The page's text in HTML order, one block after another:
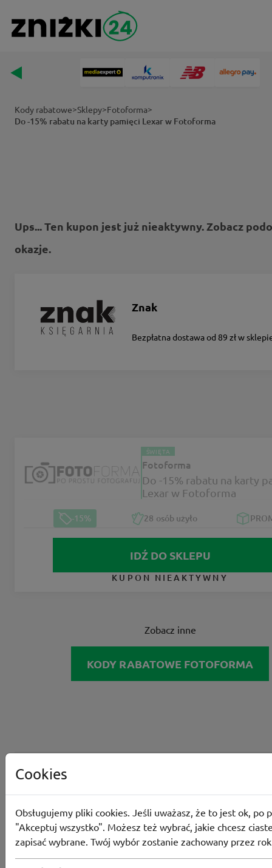
Kody rabatowe>Sklepy>Fotoforma>
Do -15% rabatu na karty pamięci Lexar w Fotoforma
Ups... Ten kupon jest już nieaktywny. Zobacz
okazje.
Znak
Bezpłatna dostawa od 89 zł w
ŚWIĘTA
Fotoforma
Do -15% rabatu na karty
Lexar w Fotoforma
-15% 28 osób użyło
IDŹ DO SKLEPU
KUPON NIEAKTYWNY
Zobacz inne
KODY RABATOWE FOTOFORMA
Cookies
Obsługujemy pliki cookies. Jeśli uważasz, że to jest ok, po
"Akceptuj wszystko". Możesz też wybrać, jakie chcesz
zapisać wybrane. Twój wybór zostanie zachowany przez